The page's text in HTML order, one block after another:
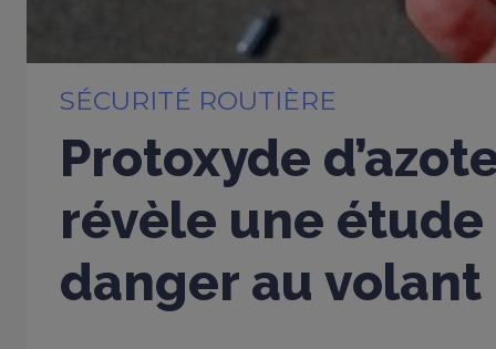
SÉCURITÉ ROUTIÈRE
Protoxyde
révèle une étude
danger au volant